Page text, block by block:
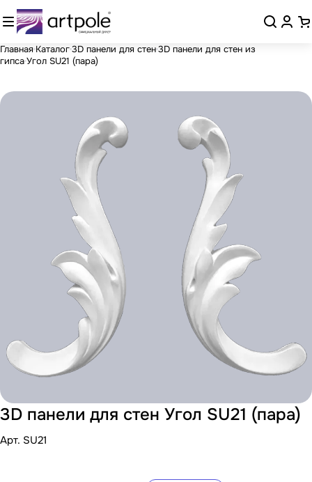
Главная Каталог3D панели для стен3D панели для стен из
гипсаУгол SU21 (пара)
3D панели для стен Угол SU21 (пара)
Арт. SU21